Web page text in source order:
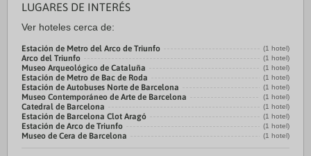
LUGARES DE INTERÉS
Ver hoteles cerca de:
Estación de Metro del Arco de Triunfo (1 hotel)
Arco del Triunfo (1 hotel)
Museo Arqueológico de Cataluña (1 hotel)
Estación de Metro de Bac de Roda (1 hotel)
Estación de Autobuses Norte de Barcelona (1 hotel)
Museo Contemporáneo de Arte de Barcelona (1 hotel)
Catedral de Barcelona (1 hotel)
Estación de Barcelona Clot Aragó (1 hotel)
Estación de Arco de Triunfo (1 hotel)
Museo de Cera de Barcelona (1 hotel)